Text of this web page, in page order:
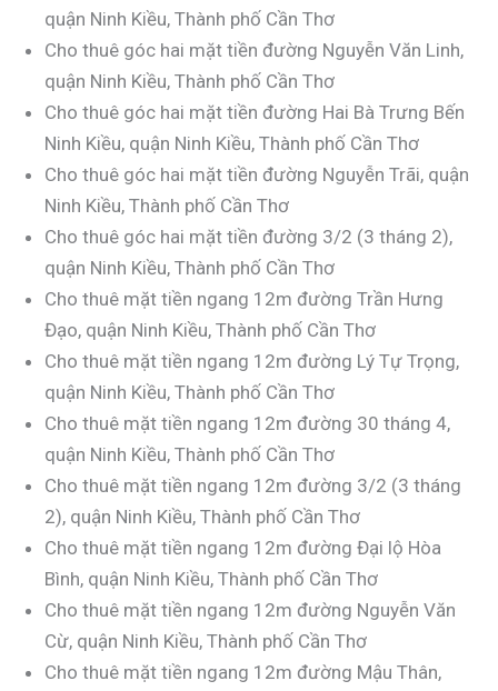
quận Ninh Kiều, Thành phố Cần Thơ
Cho thuê góc hai mặt tiền đường Nguyễn Văn Linh,
quận Ninh Kiều, Thành phố Cần Thơ
Cho thuê góc hai mặt tiền đường Hai Bà Trưng Bến
Ninh Kiều, quận Ninh Kiều, Thành phố Cần Thơ
Cho thuê góc hai mặt tiền đường Nguyễn Trãi, quận
Ninh Kiều, Thành phố Cần Thơ
Cho thuê góc hai mặt tiền đường 3/2 (3 tháng 2),
quận Ninh Kiều, Thành phố Cần Thơ
Cho thuê mặt tiền ngang 12m đường Trần Hưng
Đạo, quận Ninh Kiều, Thành phố Cần Thơ
Cho thuê mặt tiền ngang 12m đường Lý Tự Trọng,
quận Ninh Kiều, Thành phố Cần Thơ
Cho thuê mặt tiền ngang 12m đường 30 tháng 4,
quận Ninh Kiều, Thành phố Cần Thơ
Cho thuê mặt tiền ngang 12m đường 3/2 (3 tháng
2), quận Ninh Kiều, Thành phố Cần Thơ
Cho thuê mặt tiền ngang 12m đường Đại lộ Hòa
Bình, quận Ninh Kiều, Thành phố Cần Thơ
Cho thuê mặt tiền ngang 12m đường Nguyễn Văn
Cừ, quận Ninh Kiều, Thành phố Cần Thơ
Cho thuê mặt tiền ngang 12m đường Mậu Thân,